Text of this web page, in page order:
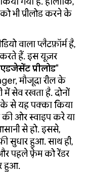
भी प्रीलोड करने के
वाला प्लैटफ़ॉर्म है,
करते हैं. इस यूज़र
एडजेसेंट प्रीलोड"
मौजूदा रील के
में सेव रखता है. दोनों
से यह पक्का किया
की ओर स्वाइप करे या
से हो. इससे,
सुधार हुआ. साथ ही,
पहले फ़्रेम को रेंडर
हुआ.